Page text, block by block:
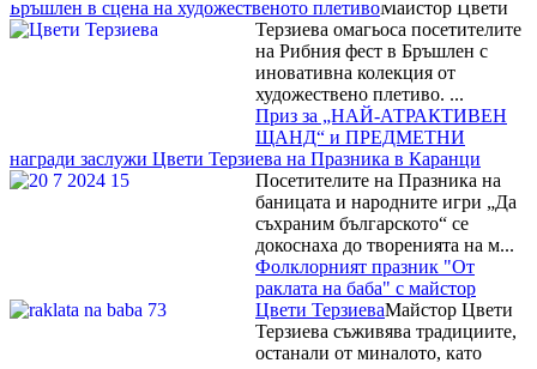
Терзиева омагьоса посетителите
на Рибния фест в Бръшлен с
иновативна колекция от
художествено плетиво. ...
Приз за „НАЙ-АТРАКТИВЕН
ЩАНД“ и ПРЕДМЕТНИ
награди заслужи Цвети Терзиева на Празника в Каранци
Посетителите на Празника на
баницата и народните игри „Да
съхраним българското“ се
докоснаха до творенията на м...
Фолклорният празник "От
раклата на баба" с майстор
Цвети ТерзиеваМайстор Цвети
Терзиева съживява традициите,
останали от миналото, като
практикуването на занаяти е